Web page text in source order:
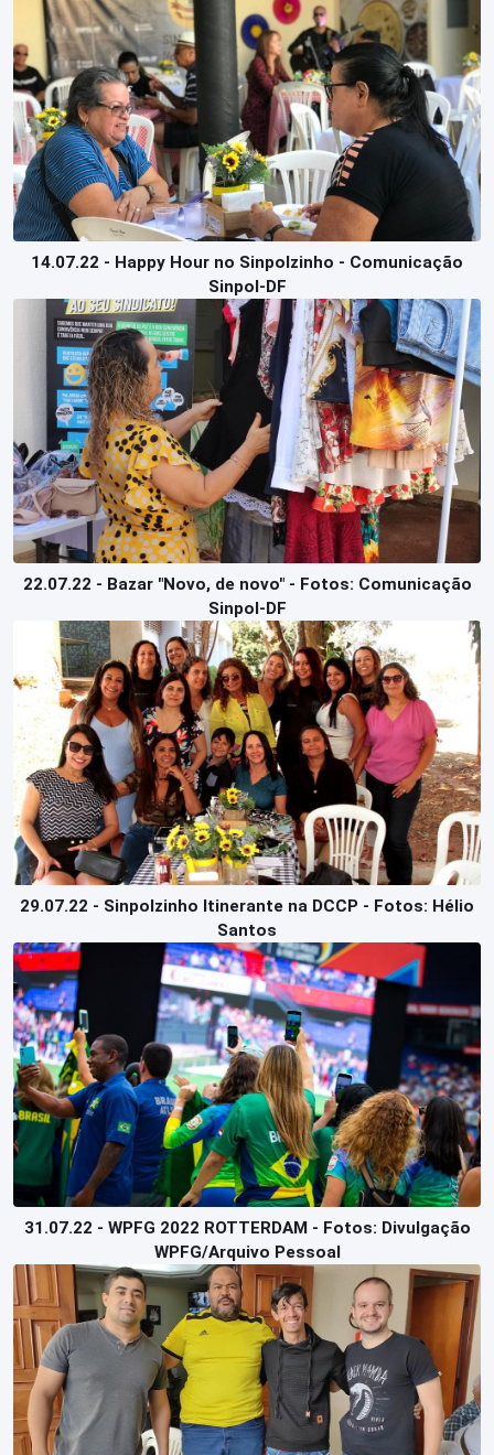
14.07.22 - Happy Hour no Sinpolzinho - Comunicação
Sinpol-DF
22.07.22 - Bazar "Novo, de novo" - Fotos: Comunicação
Sinpol-DF
29.07.22 - Sinpolzinho Itinerante na DCCP - Fotos: Hélio
Santos
31.07.22 - WPFG 2022 ROTTERDAM - Fotos: Divulgação
WPFG/Arquivo Pessoal